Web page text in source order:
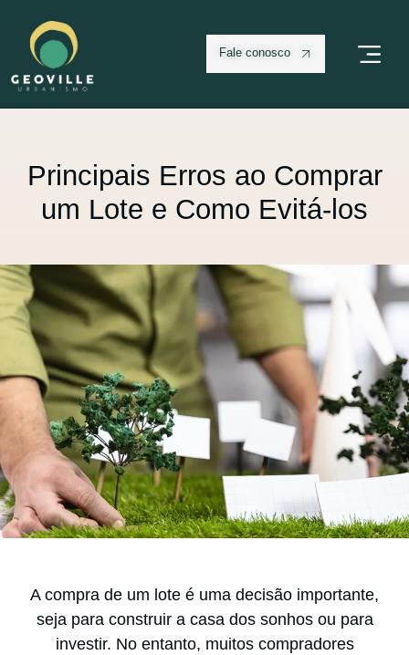
Fale conosco
Principais Erros ao Comprar
um Lote e Como Evitá-los
A compra de um lote é uma decisão importante,
seja para construir a casa dos sonhos ou para
investir. No entanto, muitos compradores